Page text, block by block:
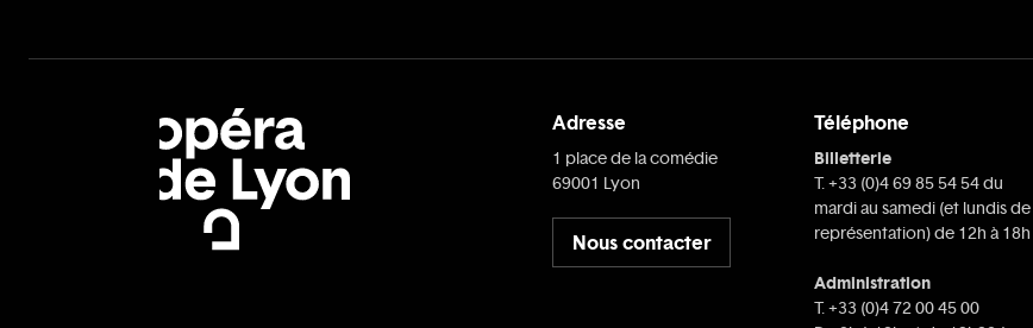
Adresse
1 place de la comédie
69001 Lyon
Nous contacter
Téléphone
Billetterie
T. +33 (0)4 69 85 54 54 du
mardi au samedi (et lundis de
représentation) de 12h à 18h
Administration
T. +33 (0)4 72 00 45 00